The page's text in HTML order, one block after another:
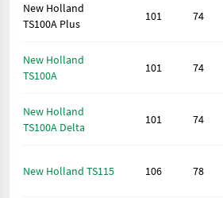
New Holland
TS100A Plus
101 74
New Holland
TS100A
101 74
New Holland
TS100A Delta
101 74
New Holland TS115 106 78